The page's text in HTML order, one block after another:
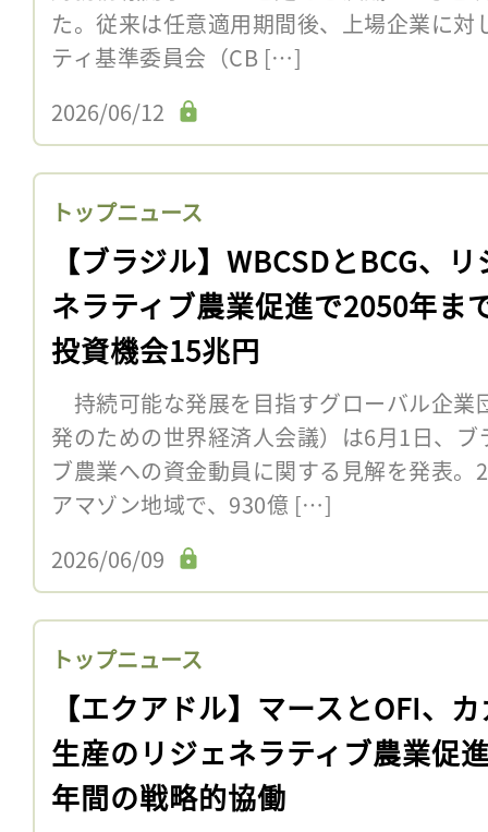
た。従来は任意適用期間後、上場企業に
ティ基準委員会（CB […]
2026/06/12
トップニュース
【ブラジル】WBCSDとBCG、
ネラティブ農業促進で2050年ま
投資機会15兆円
持続可能な発展を目指すグローバル企業
発のための世界経済人会議）は6月1日、
ブ農業への資金動員に関する見解を発表
アマゾン地域で、930億 […]
2026/06/09
トップニュース
【エクアドル】マースとOFI、
生産のリジェネラティブ農業促
年間の戦略的協働